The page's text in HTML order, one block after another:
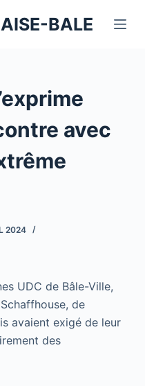
BALE
avec
2024
UDC de Bâle-Ville,
de
avaient exigé de leur
des